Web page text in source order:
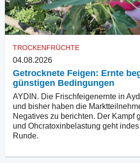
TROCKENFRÜCHTE
04.08.2026
Getrocknete Feigen: Ernte
günstigen Bedingungen
AYDIN. Die Frischfeigenernte in
und bisher haben die
Negatives zu berichten. Der Kampf
und Ohcratoxinbelastung geht
Runde.